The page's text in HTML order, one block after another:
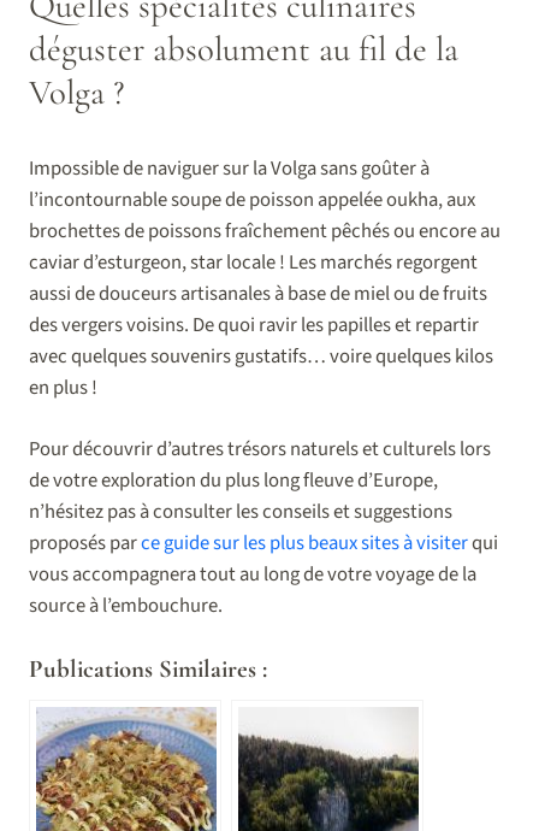
déguster absolument au fil de la
Volga ?
Impossible de naviguer sur la Volga sans goûter à
l’incontournable soupe de poisson appelée oukha, aux
brochettes de poissons fraîchement pêchés ou encore au
caviar d’esturgeon, star locale ! Les marchés regorgent
aussi de douceurs artisanales à base de miel ou de fruits
des vergers voisins. De quoi ravir les papilles et repartir
avec quelques souvenirs gustatifs… voire quelques kilos
en plus !
Pour découvrir d’autres trésors naturels et culturels lors
de votre exploration du plus long fleuve d’Europe,
n’hésitez pas à consulter les conseils et suggestions
proposés parce guide sur les plus beaux sites à visiterqui
vous accompagnera tout au long de votre voyage de la
source à l’embouchure.
Publications Similaires :